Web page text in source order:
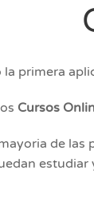
la primera
Cursos
de
estudiar